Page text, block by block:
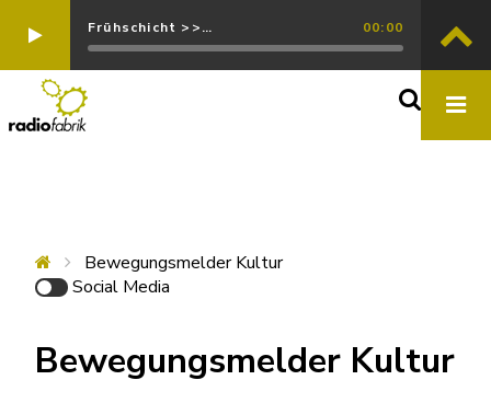
Frühschicht >>… 00:00
Bewegungsmelder Kultur
Social Media
Bewegungsmelder Kultur